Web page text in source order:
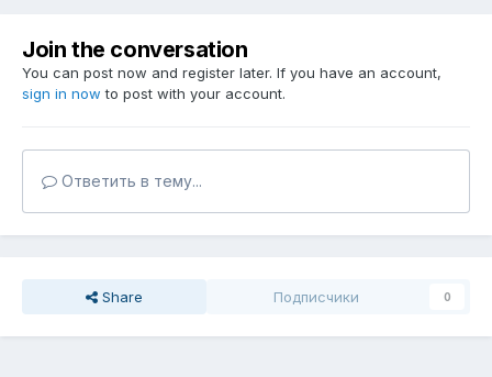
Join the conversation
You can post now and register later. If you have an account,
sign in now to post with your account.
Ответить в тему...
Share Подписчики 0